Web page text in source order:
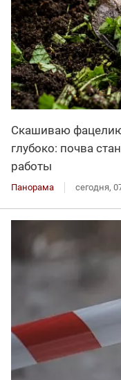
Скашиваю
глубоко: почва
работы
Панорама сегодня,